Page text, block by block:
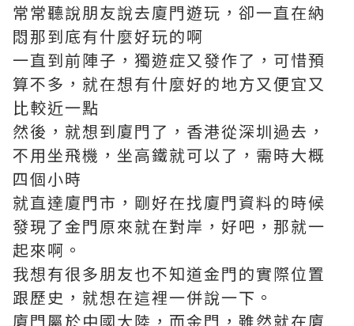
常常聽說朋友說去廈門遊玩，卻一直在納
悶那到底有什麼好玩的啊
一直到前陣子，獨遊症又發作了，可惜預
算不多，就在想有什麼好的地方又便宜又
比較近一點
然後，就想到廈門了，香港從深圳過去，
不用坐飛機，坐高鐵就可以了，需時大概
四個小時
就直達廈門市，剛好在找廈門資料的時候
發現了金門原來就在對岸，好吧，那就一
起來啊。
我想有很多朋友也不知道金門的實際位置
跟歷史，就想在這裡一併說一下。
廈門屬於中國大陸，而金門，雖然就在廈